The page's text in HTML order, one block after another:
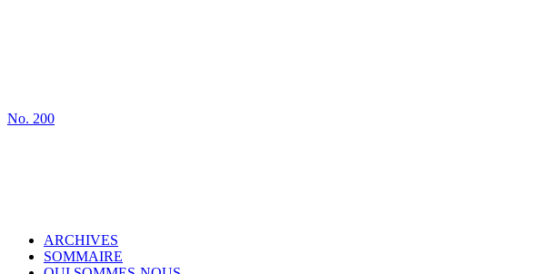
No. 200
ARCHIVES
SOMMAIRE